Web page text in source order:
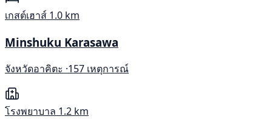
เกสต์เฮาส์ 1.0 km
Minshuku Karasawa
จังหวัดอาคิตะ ·157 เหตุการณ์
โรงพยาบาล 1.2 km